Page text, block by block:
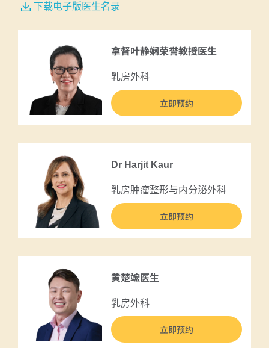
下载电子版医生名录
拿督叶静娴荣誉教授医生
乳房外科
立即预约
Dr Harjit Kaur
乳房肿瘤整形与内分泌外科
立即预约
黄楚竤医生
乳房外科
立即预约